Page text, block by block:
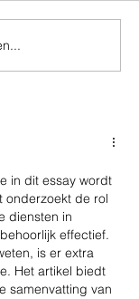
in dit essay wordt
onderzoekt de rol
diensten in
effectief.
is er extra
Het artikel biedt
samenvatting van